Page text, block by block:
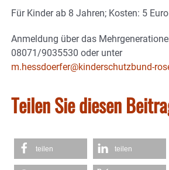
Für Kinder ab 8 Jahren; Kosten: 5 Euro
Anmeldung über das
08071/9035530 oder unter
m.hessdoerfer@kinderschutzbund-
Teilen Sie diesen
teilen teilen